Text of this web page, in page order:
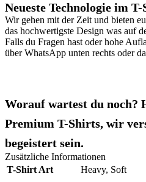
Neueste Technologie im
Wir gehen mit der Zeit und bieten
das hochwertigste Design was auf
Falls du Fragen hast oder hohe
über WhatsApp unten rechts oder
Worauf wartest du noch?
Premium T-Shirts, wir
begeistert sein.
Zusätzliche Informationen
T-Shirt Art
Heavy, Soft